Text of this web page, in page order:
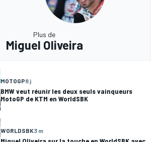
Plus de
Miguel Oliveira
MOTOGP8 j
BMW veut réunir les deux seuls vainqueurs
MotoGP de KTM en WorldSBK
WORLDSBK3 m